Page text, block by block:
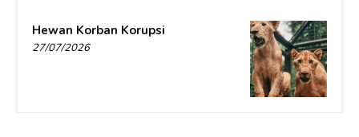
Hewan Korban Korupsi
27/07/2026